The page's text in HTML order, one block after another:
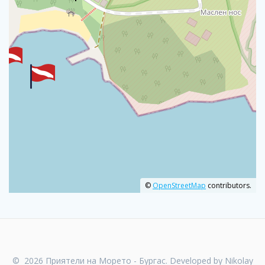
© OpenStreetMap contributors.
© 2026 Приятели на Морето - Бургас. Developed by Nikolay